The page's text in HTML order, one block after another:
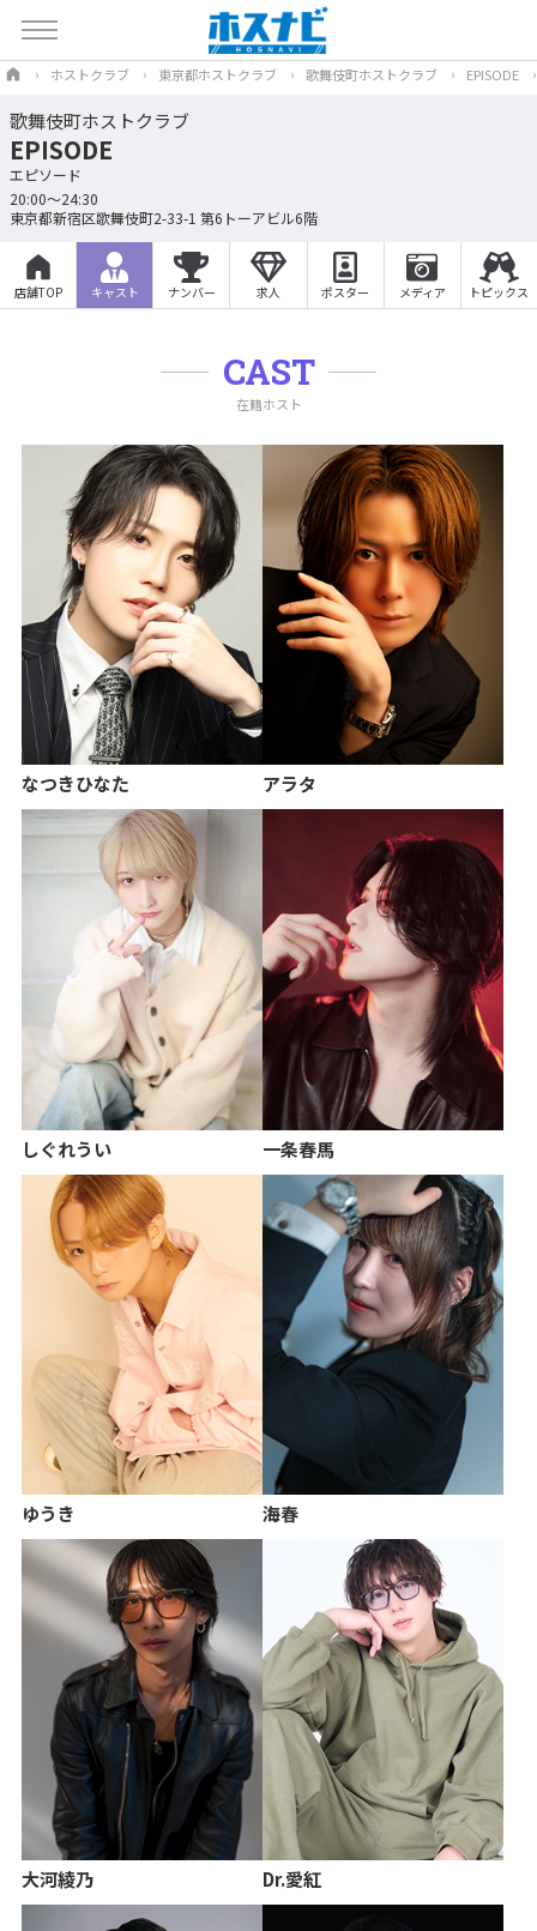
ホストクラブ 東京都ホストクラブ 歌舞伎町ホストクラブ EPISODE
歌舞伎町ホストクラブ
EPISODE
エピソード
20:00～24:30
東京都新宿区歌舞伎町2-33-1 第6トーアビル6階
店舗TOP キャスト ナンバー 求人 ポスター メディア トピックス
CAST
在籍ホスト
なつきひなた アラタ
しぐれうい 一条春馬
ゆうき 海春
大河綾乃 Dr.愛紅